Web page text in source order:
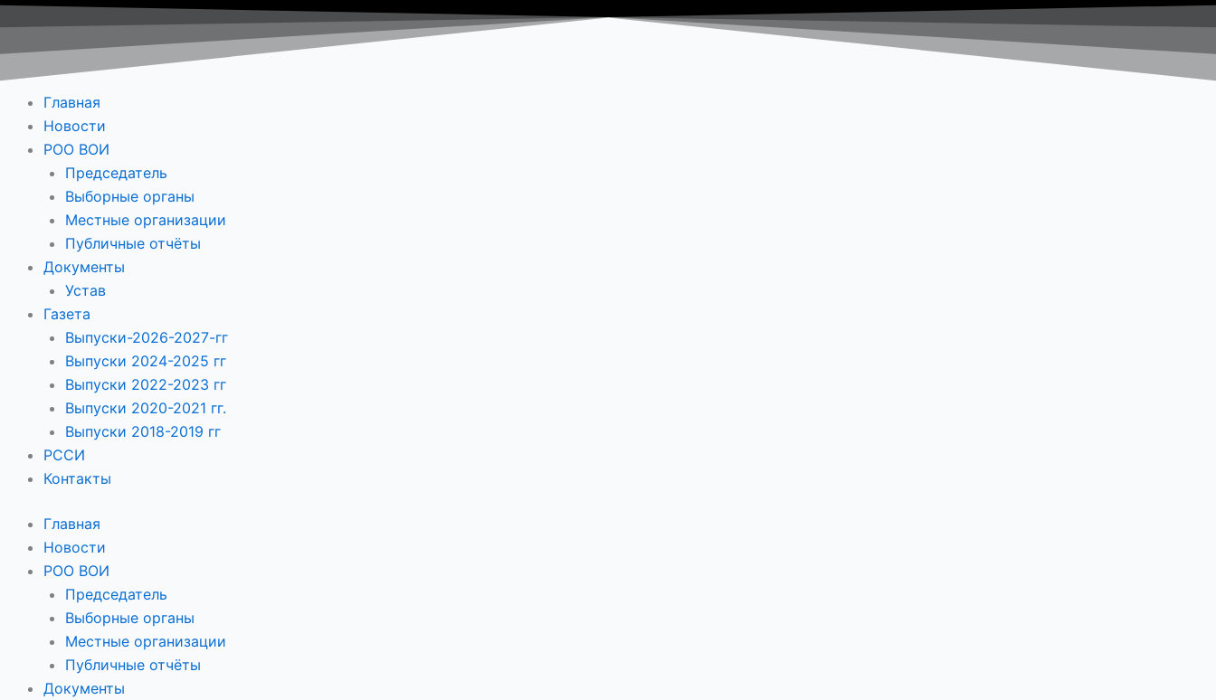
Главная
Новости
РОО ВОИ
Председатель
Выборные органы
Местные организации
Публичные отчёты
Документы
Устав
Газета
Выпуски-2026-2027-гг
Выпуски 2024-2025 гг
Выпуски 2022-2023 гг
Выпуски 2020-2021 гг.
Выпуски 2018-2019 гг
РССИ
Контакты
Главная
Новости
РОО ВОИ
Председатель
Выборные органы
Местные организации
Публичные отчёты
Документы